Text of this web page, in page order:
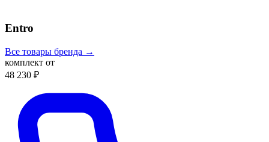
Entro
Все товары бренда →
комплект от
48 230 ₽